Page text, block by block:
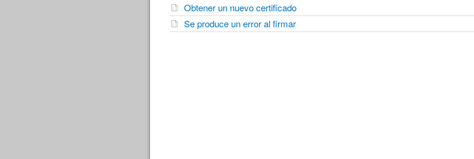
Obtener un nuevo certificado
Se produce un error al firmar